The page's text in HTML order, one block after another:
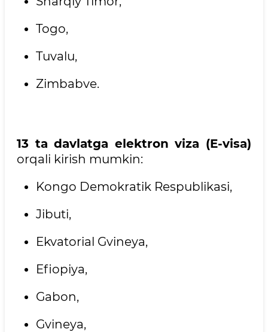
Togo,
Tuvalu,
Zimbabve.
13 ta davlatga elektron viza (E-visa)
orqali kirish mumkin:
Kongo Demokratik Respublikasi,
Jibuti,
Ekvatorial Gvineya,
Efiopiya,
Gabon,
Gvineya,